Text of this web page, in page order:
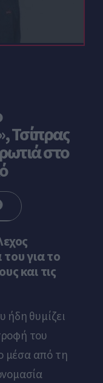
Τσίπρας
στο
για το
και τις
ήδη θυμίζει
του
μέσα από τη